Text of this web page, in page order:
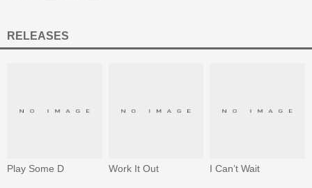
RELEASES
Play Some D Work It Out I Can’t Wait